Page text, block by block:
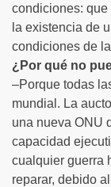
condiciones:
la existencia de
condiciones de
¿Por qué no
–Porque todas
mundial. La
una nueva ONU
capacidad
cualquier guerra
reparar, debido